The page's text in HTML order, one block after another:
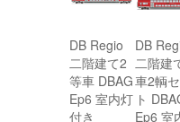
DB Regio
二階建て2
等車 DBAG
Ep6 室内灯
付き
DB
二階建
車2輌
ト
Ep6 室